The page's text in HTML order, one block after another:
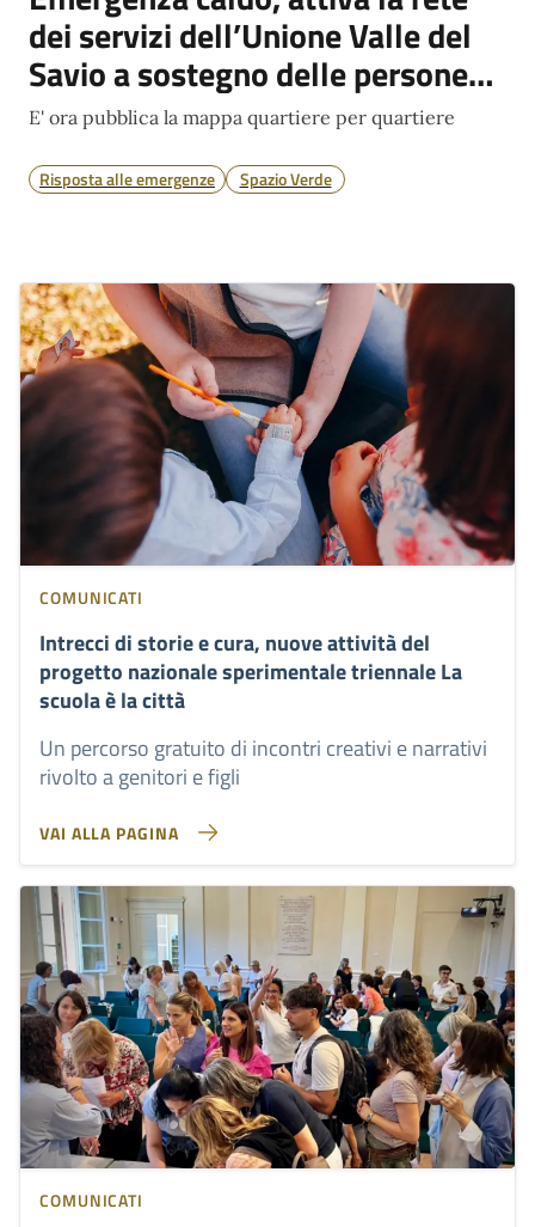
dei servizi dell’Unione Valle del
Savio a sostegno delle persone
più fragili
E' ora pubblica la mappa quartiere per quartiere
Risposta alle emergenze Spazio Verde
COMUNICATI
Intrecci di storie e cura, nuove attività del
progetto nazionale sperimentale triennale La
scuola è la città
Un percorso gratuito di incontri creativi e narrativi
rivolto a genitori e figli
VAI ALLA PAGINA
COMUNICATI